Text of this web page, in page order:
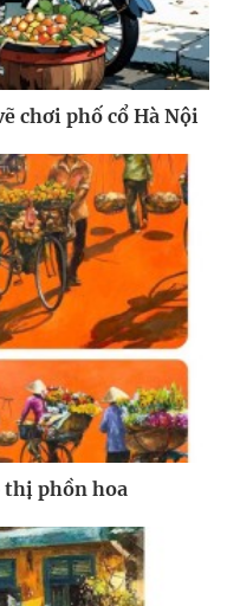
chơi phố cổ Hà Nội
phồn hoa